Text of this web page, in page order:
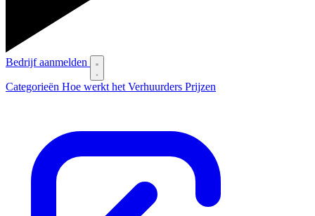
Bedrijf aanmelden
Categorieën Hoe werkt het Verhuurders Prijzen